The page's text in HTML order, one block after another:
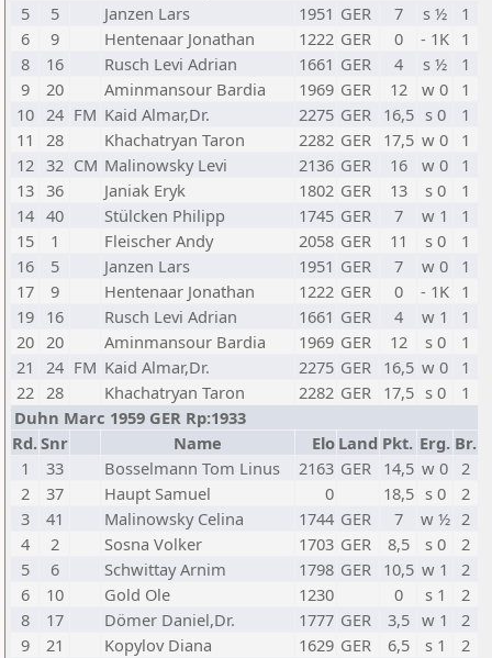
5
5 Janzen Lars 1951 GER 7 s ½
1
6
9 Hentenaar Jonathan 1222 GER 0 - 1K 1
8
16 Rusch Levi Adrian 1661 GER 4 s ½
1
9
20 Aminmansour Bardia 1969 GER 12 w 0
1
10 24 FM Kaid Almar,Dr. 2275 GER 16,5 s 0
1
11
28 Khachatryan Taron 2282 GER 17,5 w 0
1
12 32 CM Malinowsky Levi 2136 GER 16 w 0
1
13 36 Janiak Eryk 1802 GER 13 s 0
1
14 40 Stülcken Philipp 1745 GER 7 w 1
1
15
1 Fleischer Andy 2058 GER 11 s 0
1
16
5 Janzen Lars 1951 GER 7 w 0
1
17
9 Hentenaar Jonathan 1222 GER 0 - 1K 1
19 16 Rusch Levi Adrian 1661 GER 4 w 1
1
20 20 Aminmansour Bardia 1969 GER 12 s 0
1
21
24 FM Kaid Almar,Dr. 2275 GER 16,5 w 0
1
22 28 Khachatryan Taron 2282 GER 17,5 s 0
1
Duhn Marc 1959 GER Rp:1933
Rd.Snr Name Elo Land Pkt. Erg. Br.
1
33 Bosselmann Tom Linus 2163 GER 14,5 w 0
2
2
37 Haupt Samuel 0 18,5 s 0
2
3
41 Malinowsky Celina 1744 GER 7 w ½ 2
4
2 Sosna Volker 1703 GER 8,5 s 0
2
5
6 Schwittay Arnim 1798 GER 10,5 w 1
2
6
10 Gold Ole 1230 0 s 1
2
8
17 Dömer Daniel,Dr. 1777 GER 3,5 w 1
2
9
21 Kopylov Diana 1629 GER 6,5 s 1
2